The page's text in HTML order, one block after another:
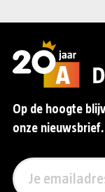
Op de hoogte
onze nieuwsbrief.